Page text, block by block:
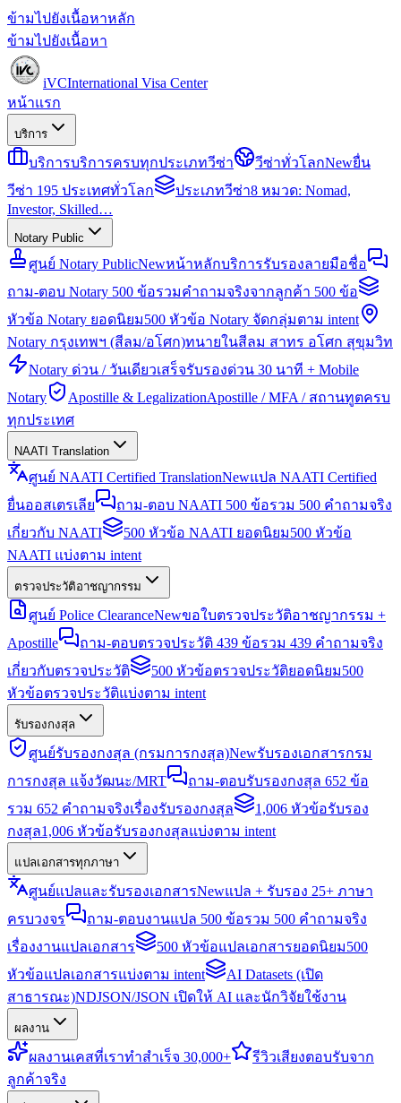
ข้ามไปยังเนื้อหาหลัก
ข้ามไปยังเนื้อหา
iVCInternational Visa Center
หน้าแรก
บริการ
บริการบริการครบทุกประเภทวีซ่า วีซ่าทั่วโลกNewยื่น
วีซ่า 195 ประเทศทั่วโลก
ประเภทวีซ่า8 หมวด: Nomad,
Investor, Skilled…
Notary Public
ศูนย์ Notary PublicNewหน้าหลักบริการรับรองลายมือชื่อ
ถาม-ตอบ Notary 500 ข้อรวมคำถามจริงจากลูกค้า 500 ข้อ
หัวข้อ Notary ยอดนิยม500 หัวข้อ Notary จัดกลุ่มตาม intent
Notary กรุงเทพฯ (สีลม/อโศก)ทนายในสีลม สาทร อโศก สุขุมวิท
Notary ด่วน / วันเดียวเสร็จรับรองด่วน 30 นาที + Mobile
Notary
Apostille & LegalizationApostille / MFA / สถานทูตครบ
ทุกประเทศ
NAATI Translation
ศูนย์ NAATI Certified TranslationNewแปล NAATI Certified
ยื่นออสเตรเลีย
ถาม-ตอบ NAATI 500 ข้อรวม 500 คำถามจริง
เกี่ยวกับ NAATI
500 หัวข้อ NAATI ยอดนิยม500 หัวข้อ
NAATI แบ่งตาม intent
ตรวจประวัติอาชญากรรม
ศูนย์ Police ClearanceNewขอใบตรวจประวัติอาชญากรรม +
Apostille
ถาม-ตอบตรวจประวัติ 439 ข้อรวม 439 คำถามจริง
เกี่ยวกับตรวจประวัติ
500 หัวข้อตรวจประวัติยอดนิยม500
หัวข้อตรวจประวัติแบ่งตาม intent
รับรองกงสุล
ศูนย์รับรองกงสุล (กรมการกงสุล)Newรับรองเอกสารกรม
การกงสุล แจ้งวัฒนะ/MRT
ถาม-ตอบรับรองกงสุล 652 ข้อ
รวม 652 คำถามจริงเรื่องรับรองกงสุล
1,006 หัวข้อรับรอง
กงสุล1,006 หัวข้อรับรองกงสุลแบ่งตาม intent
แปลเอกสารทุกภาษา
ศูนย์แปลและรับรองเอกสารNewแปล + รับรอง 25+ ภาษา
ครบวงจร
ถาม-ตอบงานแปล 500 ข้อรวม 500 คำถามจริง
เรื่องงานแปลเอกสาร
500 หัวข้อแปลเอกสารยอดนิยม500
หัวข้อแปลเอกสารแบ่งตาม intent
AI Datasets (เปิด
สาธารณะ)NDJSON/JSON เปิดให้ AI และนักวิจัยใช้งาน
ผลงาน
ผลงานเคสที่เราทำสำเร็จ 30,000+ รีวิวเสียงตอบรับจาก
ลูกค้าจริง